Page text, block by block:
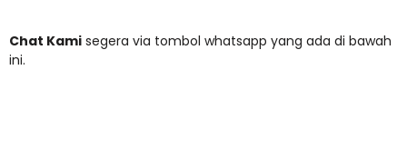
Chat Kami segera via tombol whatsapp yang ada di bawah
ini.